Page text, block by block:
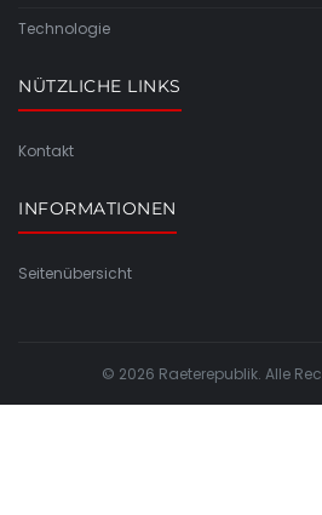
Technologie
NÜTZLICHE LINKS
Kontakt
INFORMATIONEN
Seitenübersicht
© 2026 Raeterepublik. Alle